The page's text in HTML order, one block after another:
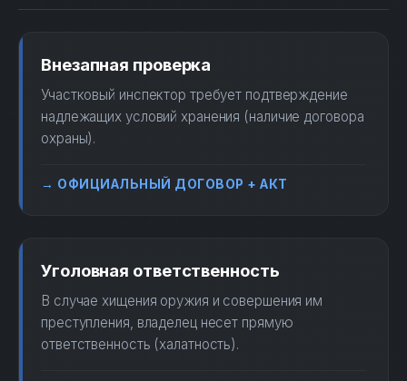
Внезапная проверка
Участковый инспектор требует подтверждение
надлежащих условий хранения (наличие договора
охраны).
→ ОФИЦИАЛЬНЫЙ ДОГОВОР + АКТ
Уголовная ответственность
В случае хищения оружия и совершения им
преступления, владелец несет прямую
ответственность (халатность).